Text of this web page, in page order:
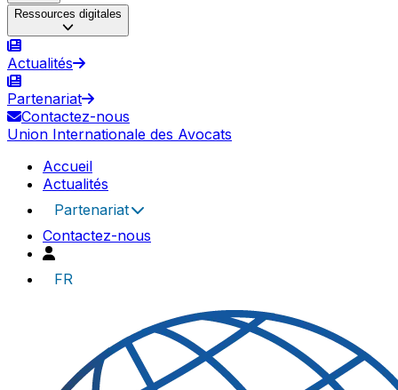
Ressources digitales
Actualités
Partenariat
Contactez-nous
Union Internationale des Avocats
Accueil
Actualités
Partenariat
Contactez-nous
FR